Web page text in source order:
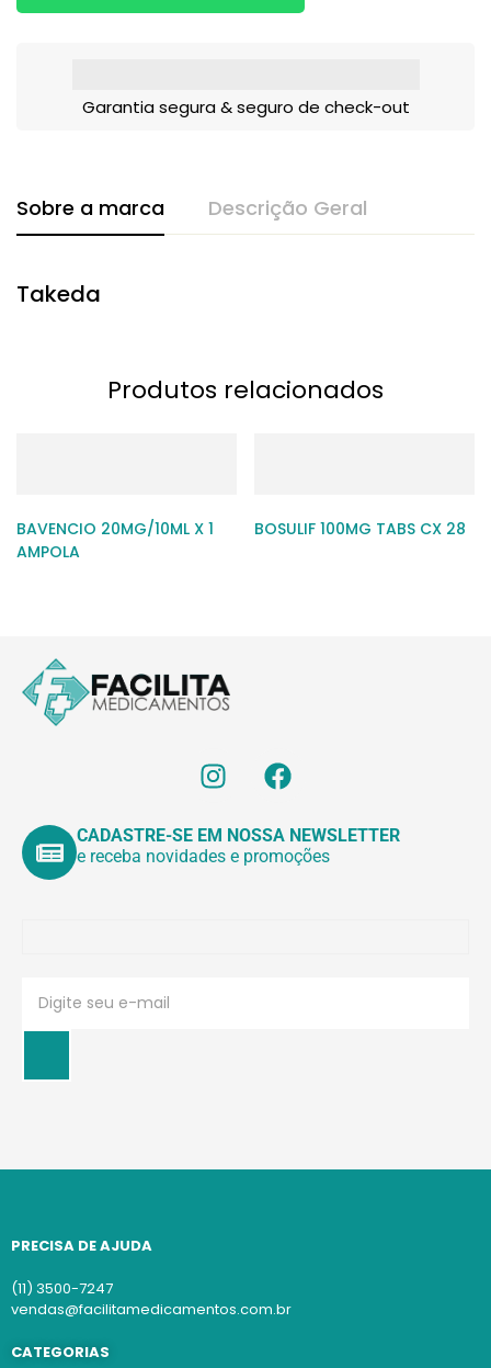
Garantia segura & seguro de check-out
Sobre a marca Descrição Geral
Takeda
Produtos relacionados
BAVENCIO 20MG/10ML X 1
AMPOLA
BOSULIF 100MG TABS CX 28
CADASTRE-SE EM NOSSA NEWSLETTER
e receba novidades e promoções
PRECISA DE AJUDA
(11) 3500-7247
vendas@facilitamedicamentos.com.br
CATEGORIAS